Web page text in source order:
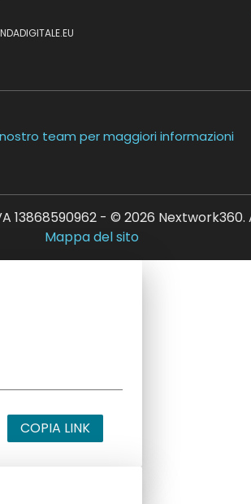
team per maggiori informazioni
- © 2026 Nextwork360.
Mappa del sito
COPIA LINK